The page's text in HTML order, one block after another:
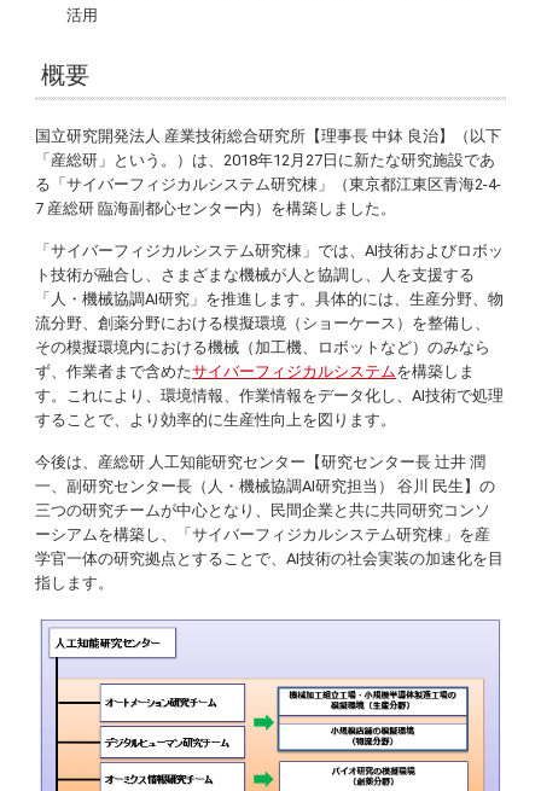
活用
概要
国立研究開発法人 産業技術総合研究所【理事長 中鉢 良治】（以下
「産総研」という。）は、2018年12月27日に新たな研究施設であ
る「サイバーフィジカルシステム研究棟」（東京都江東区青海2-4-
7 産総研 臨海副都心センター内）を構築しました。
「サイバーフィジカルシステム研究棟」では、AI技術およびロボッ
ト技術が融合し、さまざまな機械が人と協調し、人を支援する
「人・機械協調AI研究」を推進します。具体的には、生産分野、物
流分野、創薬分野における模擬環境（ショーケース）を整備し、
その模擬環境内における機械（加工機、ロボットなど）のみなら
ず、作業者まで含めたサイバーフィジカルシステムを構築しま
す。これにより、環境情報、作業情報をデータ化し、AI技術で処理
することで、より効率的に生産性向上を図ります。
今後は、産総研 人工知能研究センター【研究センター長 辻井 潤
一、副研究センター長（人・機械協調AI研究担当） 谷川 民生】の
三つの研究チームが中心となり、民間企業と共に共同研究コンソ
ーシアムを構築し、「サイバーフィジカルシステム研究棟」を産
学官一体の研究拠点とすることで、AI技術の社会実装の加速化を目
指します。